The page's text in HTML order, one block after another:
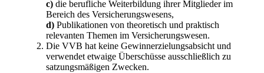
c) die berufliche Weiterbildung ihrer Mitglieder im
Bereich des Versicherungswesens,
d) Publikationen von theoretisch und praktisch
relevanten Themen im Versicherungswesen.
Die VVB hat keine Gewinnerzielungsabsicht und
verwendet etwaige Überschüsse ausschließlich zu
satzungsmäßigen Zwecken.